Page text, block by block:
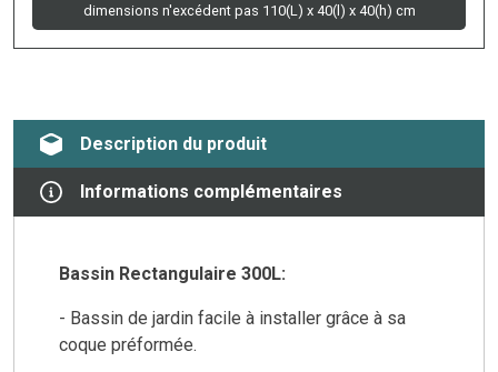
dimensions n'excédent pas 110(L) x 40(l) x 40(h) cm
Description du produit
Informations complémentaires
Bassin Rectangulaire 300L:
- Bassin de jardin facile à installer grâce à sa
coque préformée.